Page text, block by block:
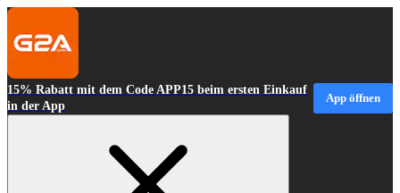
15% Rabatt mit dem Code APP15 beim ersten Einkauf
in der App
App öffnen